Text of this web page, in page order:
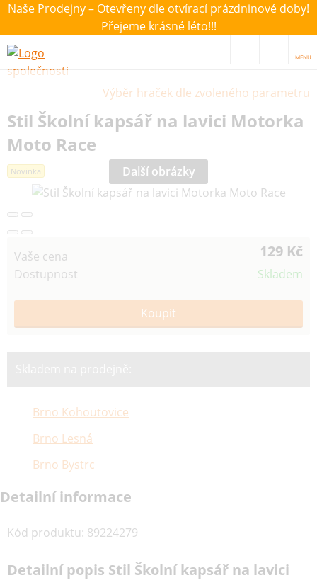
Naše Prodejny – Otevřeny dle otvírací prázdninové doby!
Přejeme krásné léto!!!
MENU
Výběr hraček dle zvoleného parametru
Stil Školní kapsář na lavici Motorka
Moto Race
Novinka Další obrázky
Vaše cena 129 Kč
Dostupnost Skladem
Brno Kohoutovice
Brno Lesná
Brno Bystrc
Detailní informace
Kód produktu: 89224279
Detailní popis Stil Školní kapsář na lavici